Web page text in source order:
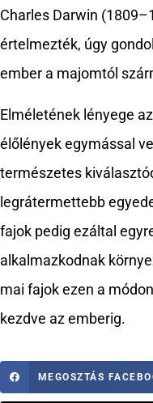
Charles Darwin
értelmezték, úgy
ember a majomtól
Elméletének lényege
élőlények egymással
természetes
legrátermettebb
fajok pedig ezáltal
alkalmazkodnak
mai fajok ezen a
kezdve az emberig.
MEGOSZTÁS